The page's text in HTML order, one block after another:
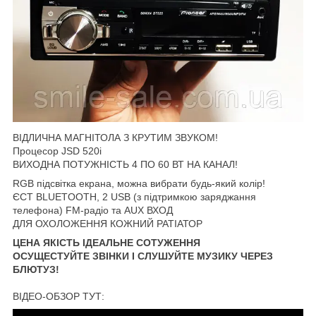
ВІДЛИЧНА МАГНІТОЛА З КРУТИМ ЗВУКОМ!
Процесор JSD 520i
ВИХОДНА ПОТУЖНІСТЬ 4 ПО 60 ВТ НА КАНАЛ!
RGB підсвітка екрана, можна вибрати будь-який колір!
ЄСТ BLUETOOTH, 2 USB (з підтримкою заряджання
телефона) FM-радіо та AUX ВХОД
ДЛЯ ОХОЛОЖЕННЯ КОЖНИЙ РАТІАТОР
ЦЕНА ЯКІСТЬ ІДЕАЛЬНЕ СОТУЖЕННЯ
ОСУЩЕСТУЙТЕ ЗВІНКИ І СЛУШУЙТЕ МУЗИКУ ЧЕРЕЗ
БЛЮТУЗ!
ВІДЕО-ОБЗОР ТУТ: